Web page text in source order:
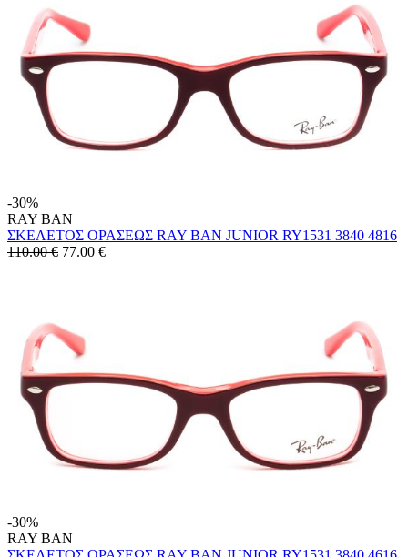
-30%
RAY BAN
ΣΚΕΛΕΤΟΣ ΟΡΑΣΕΩΣ RAY BAN JUNIOR RY1531 3840 4816
110.00 € 77.00 €
-30%
RAY BAN